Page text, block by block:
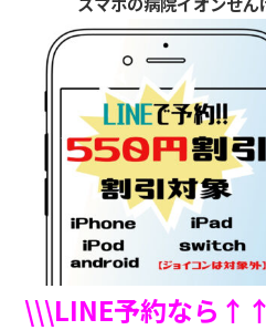
\\\LINE予約なら